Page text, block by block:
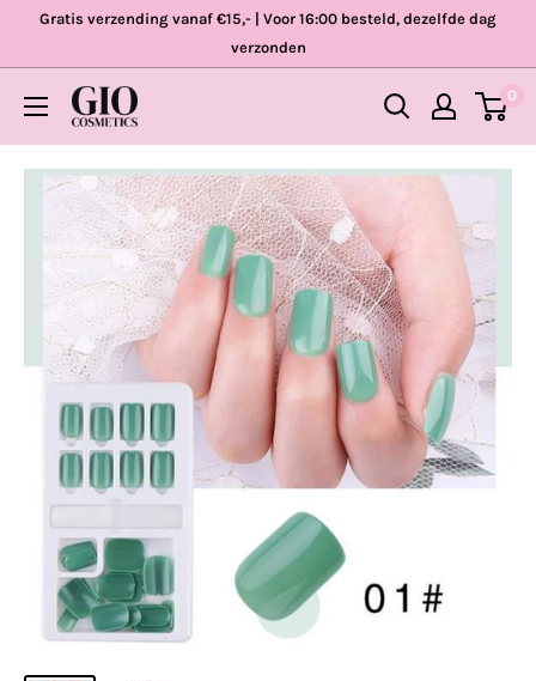
Gratis verzending vanaf €15,- | Voor 16:00 besteld, dezelfde dag
verzonden
Gio
0